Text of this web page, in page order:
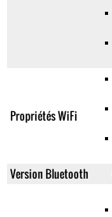
Propriétés WiFi
Version Bluetooth